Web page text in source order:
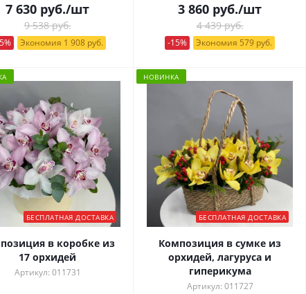
7 630 руб./шт
9 538 руб.
Экономия 1 908 руб.
3 860 руб./шт
4 439 руб.
-15% Экономия 579 руб.
БЕСПЛАТНАЯ ДОСТАВКА
в коробке из
17 орхидей
Артикул: 011731
НОВИНКА
БЕСПЛАТНАЯ ДОСТАВКА
Композиция в сумке из
орхидей, лагуруса и
гиперикума
Артикул: 011727